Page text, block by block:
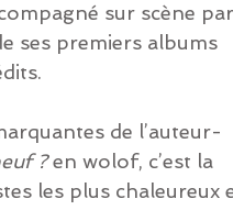
sur scène par
ses premiers albums
de l’auteur-
? en wolof, c’est la
les plus chaleureux